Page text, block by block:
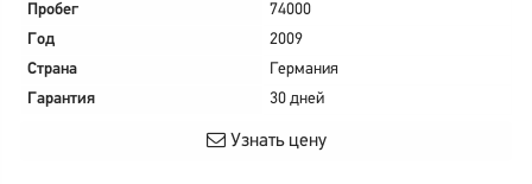
Пробег
74000
Год
2009
Страна
Германия
Гарантия
30 дней
Узнать цену